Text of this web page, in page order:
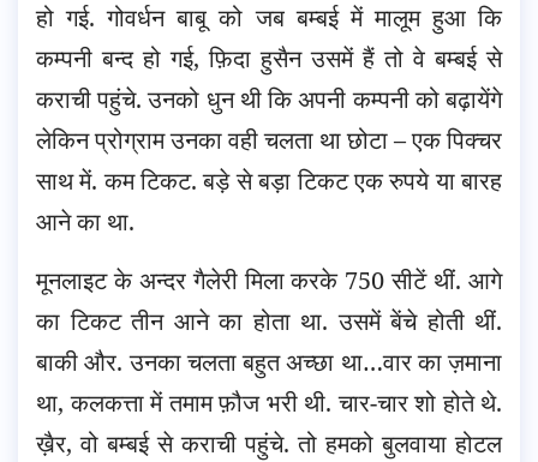
हो गई. गोवर्धन बाबू को जब बम्बई में मालूम हुआ कि
कम्पनी बन्द हो गई, फ़िदा हुसैन उसमें हैं तो वे बम्बई से
कराची पहुंचे. उनको धुन थी कि अपनी कम्पनी को बढ़ायेंगे
लेकिन प्रोग्राम उनका वही चलता था छोटा – एक पिक्चर
साथ में. कम टिकट. बड़े से बड़ा टिकट एक रुपये या बारह
आने का था.
मूनलाइट के अन्दर गैलेरी मिला करके 750 सीटें थीं. आगे
का टिकट तीन आने का होता था. उसमें बेंचे होती थीं.
बाकी और. उनका चलता बहुत अच्छा था…वार का ज़माना
था, कलकत्ता में तमाम फ़ौज भरी थी. चार-चार शो होते थे.
ख़ैर, वो बम्बई से कराची पहुंचे. तो हमको बुलवाया होटल